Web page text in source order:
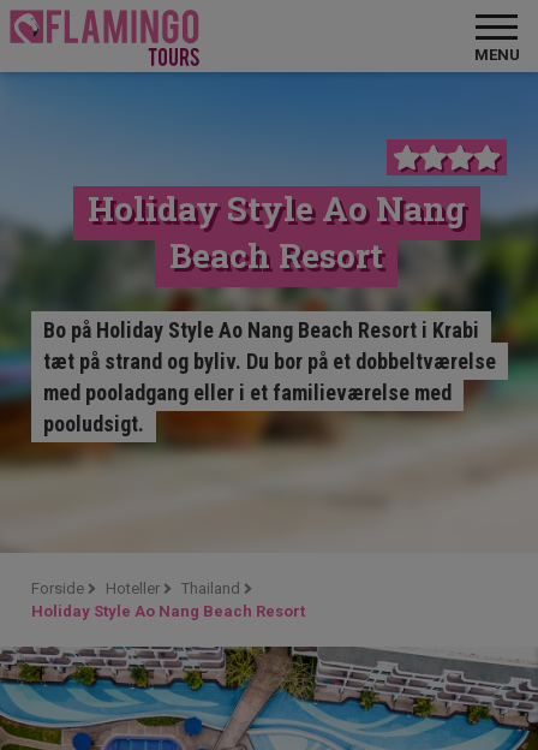
MENU
Holiday Style Ao Nang
Beach Resort
Bo på Holiday Style Ao Nang Beach Resort i Krabi
tæt på strand og byliv. Du bor på et dobbeltværelse
med pooladgang eller i et familieværelse med
pooludsigt.
Forside Hoteller
Thailand
Holiday Style Ao Nang Beach Resort